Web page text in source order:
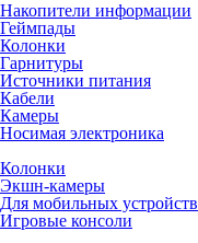
Накопители информации
Геймпады
Колонки
Гарнитуры
Источники питания
Кабели
Камеры
Носимая электроника
Колонки
Экшн-камеры
Для мобильных устройств
Игровые консоли